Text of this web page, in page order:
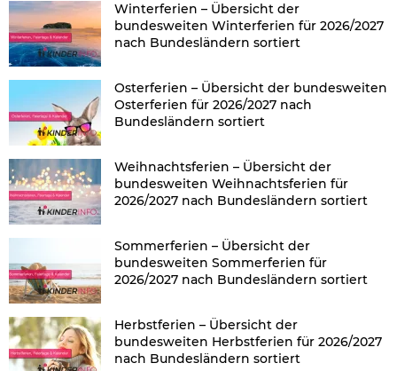
Winterferien – Übersicht der
bundesweiten Winterferien für 2026/2027
nach Bundesländern sortiert
Osterferien – Übersicht der bundesweiten
Osterferien für 2026/2027 nach
Bundesländern sortiert
Weihnachtsferien – Übersicht der
bundesweiten Weihnachtsferien für
2026/2027 nach Bundesländern sortiert
Sommerferien – Übersicht der
bundesweiten Sommerferien für
2026/2027 nach Bundesländern sortiert
Herbstferien – Übersicht der
bundesweiten Herbstferien für 2026/2027
nach Bundesländern sortiert